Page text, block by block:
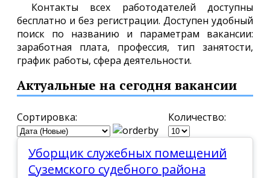
Контакты всех работодателей доступны
бесплатно и без регистрации. Доступен удобный
поиск по названию и параметрам вакансии:
заработная плата, профессия, тип занятости,
график работы, сфера деятельности.
Актуальные на сегодня вакансии
Сортировка: Количество:
Уборщик служебных помещений
Суземского судебного района